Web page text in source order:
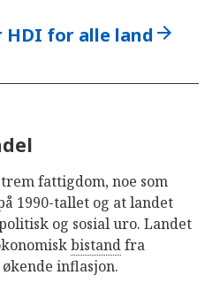
for alle land arrow_forward
fattigdom, noe som
1990-tallet og at landet
og sosial uro. Landet
bistandfra
inflasjon.